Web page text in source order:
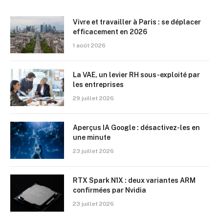
Vivre et travailler à Paris : se déplacer
efficacement en 2026
1 août 2026
La VAE, un levier RH sous-exploité par
les entreprises
29 juillet 2026
Aperçus IA Google : désactivez-les en
une minute
23 juillet 2026
RTX Spark N1X : deux variantes ARM
confirmées par Nvidia
23 juillet 2026